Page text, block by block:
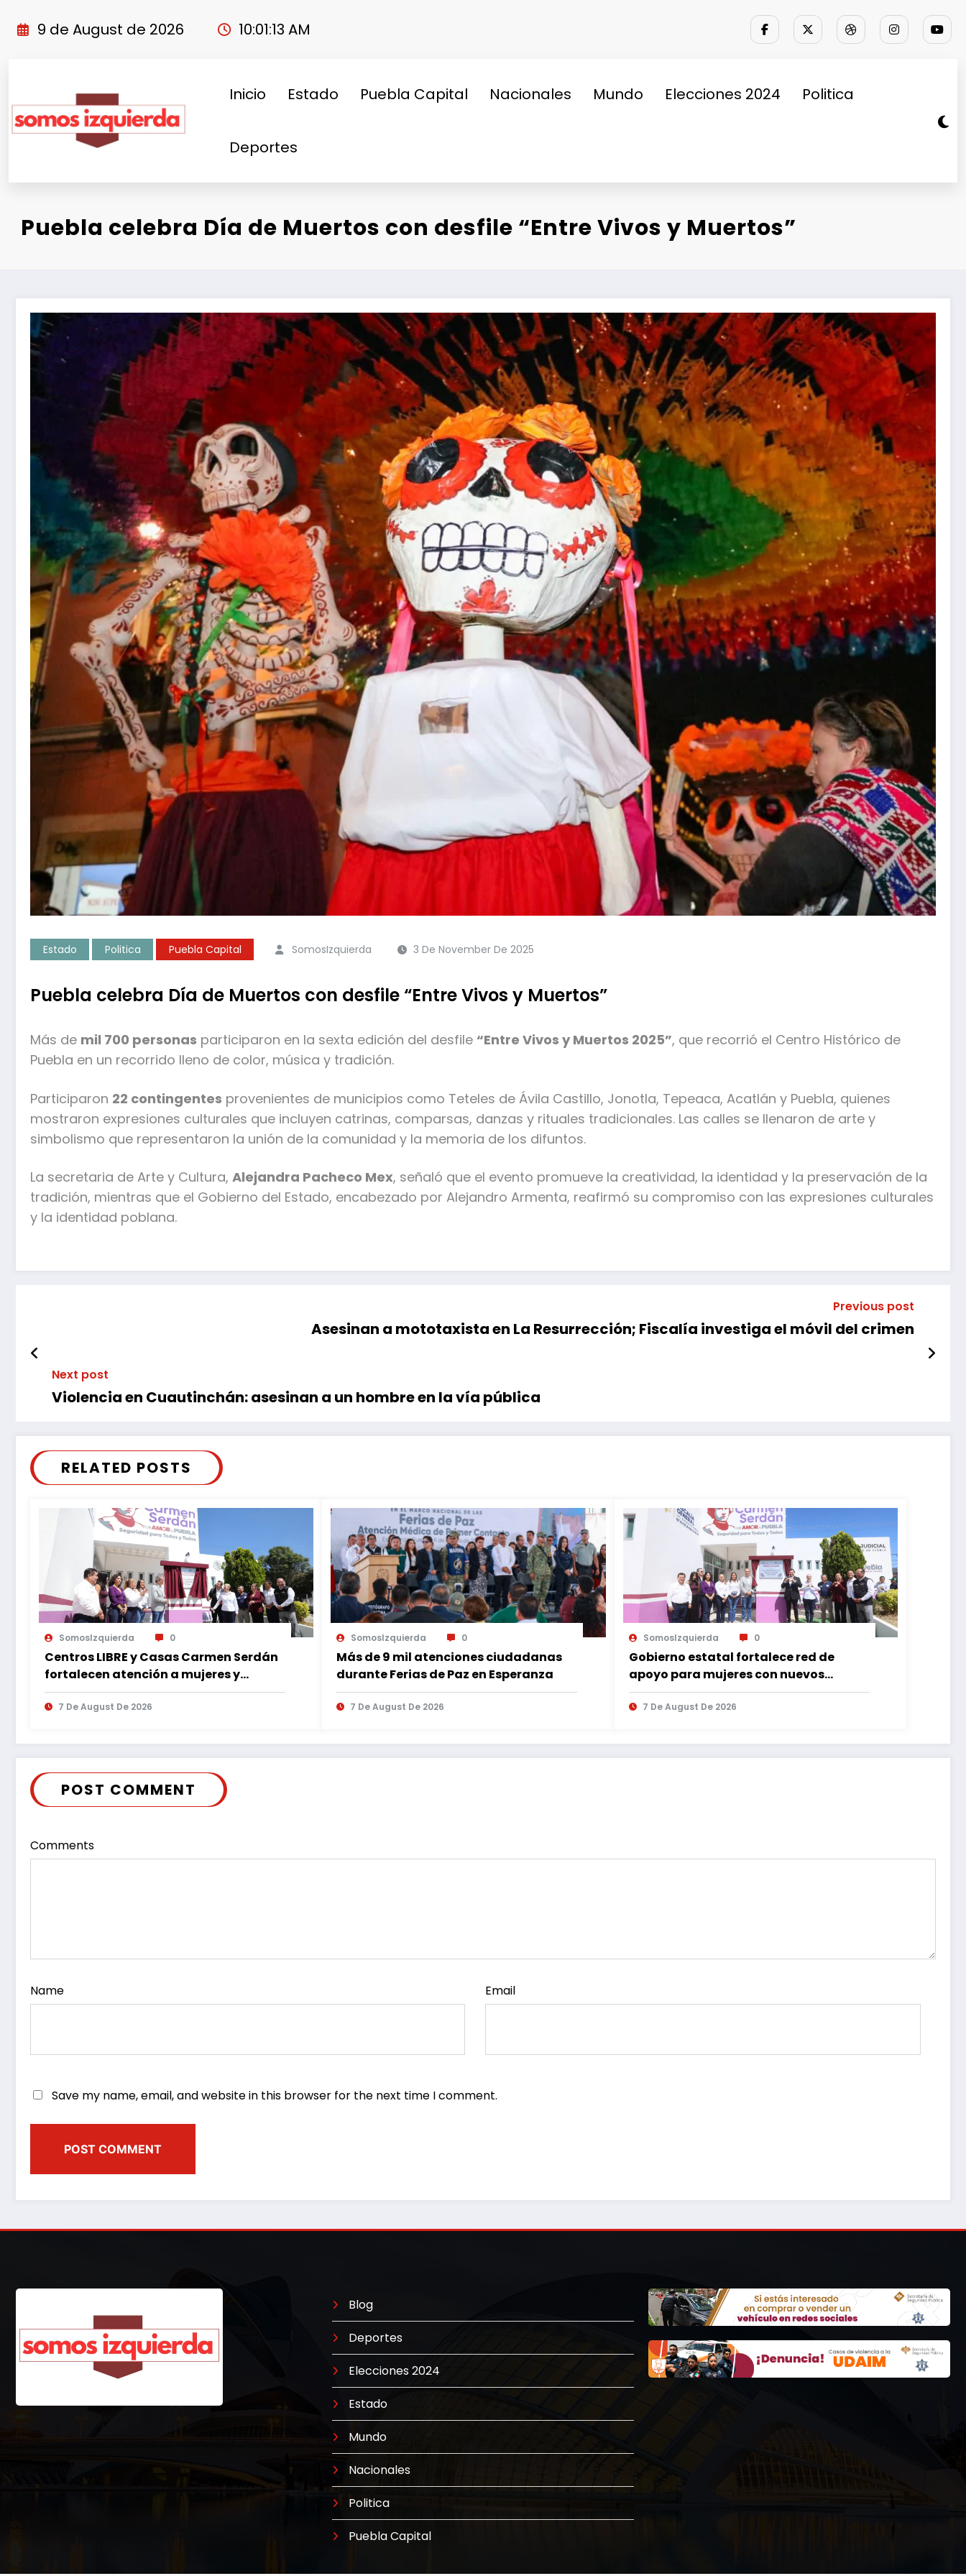
9 de August de 2026 10:01:14 AM
Inicio Estado Puebla Capital Nacionales Mundo Elecciones 2024 Politica
Deportes
Puebla celebra Día de Muertos con desfile “Entre Vivos y Muertos”
Estado Politica Puebla Capital SomosIzquierda 3 De November De 2025
Puebla celebra Día de Muertos con desfile “Entre Vivos y Muertos”
Más de mil 700 personas participaron en la sexta edición del desfile “Entre Vivos y Muertos 2025”, que recorrió el Centro Histórico de
Puebla en un recorrido lleno de color, música y tradición.
Participaron 22 contingentes provenientes de municipios como Teteles de Ávila Castillo, Jonotla, Tepeaca, Acatlán y Puebla, quienes
mostraron expresiones culturales que incluyen catrinas, comparsas, danzas y rituales tradicionales. Las calles se llenaron de arte y
simbolismo que representaron la unión de la comunidad y la memoria de los difuntos.
La secretaria de Arte y Cultura, Alejandra Pacheco Mex, señaló que el evento promueve la creatividad, la identidad y la preservación de la
tradición, mientras que el Gobierno del Estado, encabezado por Alejandro Armenta, reafirmó su compromiso con las expresiones culturales
y la identidad poblana.
Previous post
Asesinan a mototaxista en La Resurrección; Fiscalía investiga el móvil del crimen
Next post
Violencia en Cuautinchán: asesinan a un hombre en la vía pública
RELATED POSTS
SomosIzquierda 0
Centros LIBRE y Casas Carmen Serdán
fortalecen atención a mujeres y
reducen feminicidio en Puebla
7 De August De 2026
SomosIzquierda 0
Más de 9 mil atenciones ciudadanas
durante Ferias de Paz en Esperanza
7 De August De 2026
SomosIzquierda 0
Gobierno estatal fortalece red de
apoyo para mujeres con nuevos
espacios de atención en Puebla
7 De August De 2026
POST COMMENT
Comments
Name Email
Save my name, email, and website in this browser for the next time I comment.
Blog
Deportes
Elecciones 2024
Estado
Mundo
Nacionales
Politica
Puebla Capital